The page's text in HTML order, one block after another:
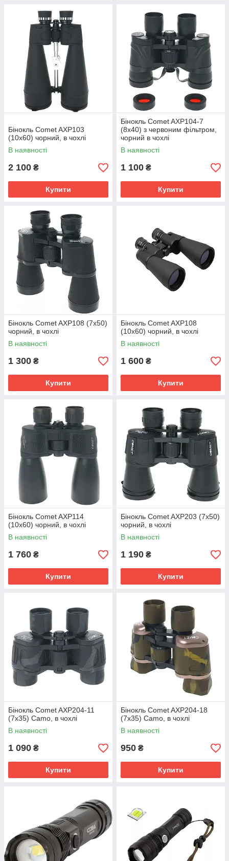
Бінокль Comet AXP103
(10x60) чорний, в чохлі
В наявності
2 100 ₴
Купити
Бінокль Comet AXP104-7
(8x40) з червоним фільтром,
чорний в чохлі
В наявності
1 100 ₴
Купити
Бінокль Comet AXP108 (7x50)
чорний, в чохлі
В наявності
1 300 ₴
Купити
Бінокль Comet AXP108
(10x60) чорний, в чохлі
В наявності
1 600 ₴
Купити
Бінокль Comet AXP114
(10x60) чорний, в чохлі
В наявності
1 760 ₴
Купити
Бінокль Comet AXP203 (7x50)
чорний, в чохлі
В наявності
1 190 ₴
Купити
Бінокль Comet AXP204-11
(7x35) Camo, в чохлі
В наявності
1 090 ₴
Купити
Бінокль Comet AXP204-18
(7x35) Camo, в чохлі
В наявності
950 ₴
Купити